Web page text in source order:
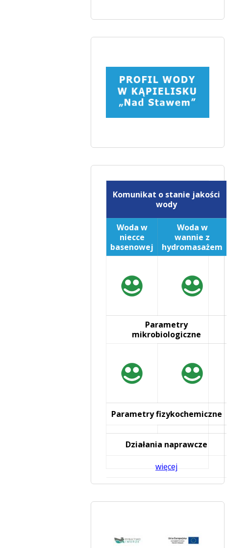
Komunikat o stanie jakości
wody
Woda w
niecce
basenowej
Woda w
wannie z
hydromasażem
Parametry
mikrobiologiczne
Parametry fizykochemiczne
Działania naprawcze
więcej